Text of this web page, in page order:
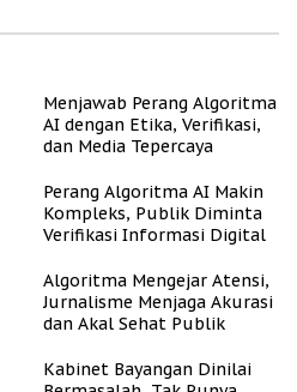
Menjawab Perang Algoritma
AI dengan Etika, Verifikasi,
dan Media Tepercaya
Perang Algoritma AI Makin
Kompleks, Publik Diminta
Verifikasi Informasi Digital
Algoritma Mengejar Atensi,
Jurnalisme Menjaga Akurasi
dan Akal Sehat Publik
Kabinet Bayangan Dinilai